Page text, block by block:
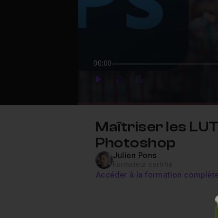
00:00
PlayForwardForward
Maîtriser les
Photoshop
Julien Pons
Accéder à la formation